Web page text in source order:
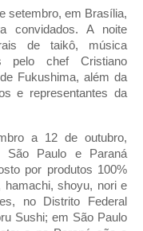
setembro, em Brasília,
convidados. A noite
de taikô, música
pelo chef Cristiano
Fukushima, além da
e representantes da
a 12 de outubro,
São Paulo e Paraná
por produtos 100%
hamachi, shoyu, nori e
no Distrito Federal
Sushi; em São Paulo